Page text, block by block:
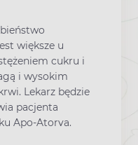
większe u
cukru i
i wysokim
Lekarz będzie
pacjenta
Apo-Atorva.